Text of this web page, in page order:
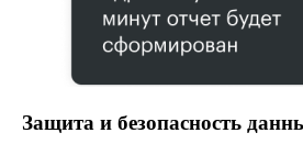
Защита и безопасность